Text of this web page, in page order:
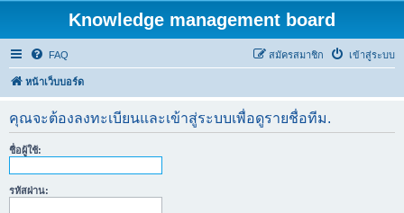
Knowledge management board
FAQ เข้าสู่ระบบ
สมัครสมาชิก
หน้าเว็บบอร์ด
คุณจะต้องลงทะเบียนและเข้าสู่ระบบเพื่อดูรายชื่อทีม.
ชื่อผู้ใช้:
รหัสผ่าน: